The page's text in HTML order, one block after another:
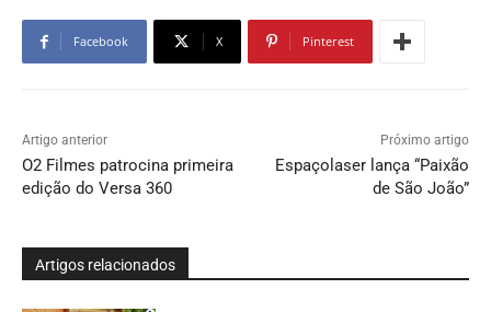
Facebook X Pinterest
Artigo anterior
O2 Filmes patrocina primeira
edição do Versa 360
Próximo artigo
Espaçolaser lança “Paixão
de São João”
Artigos relacionados